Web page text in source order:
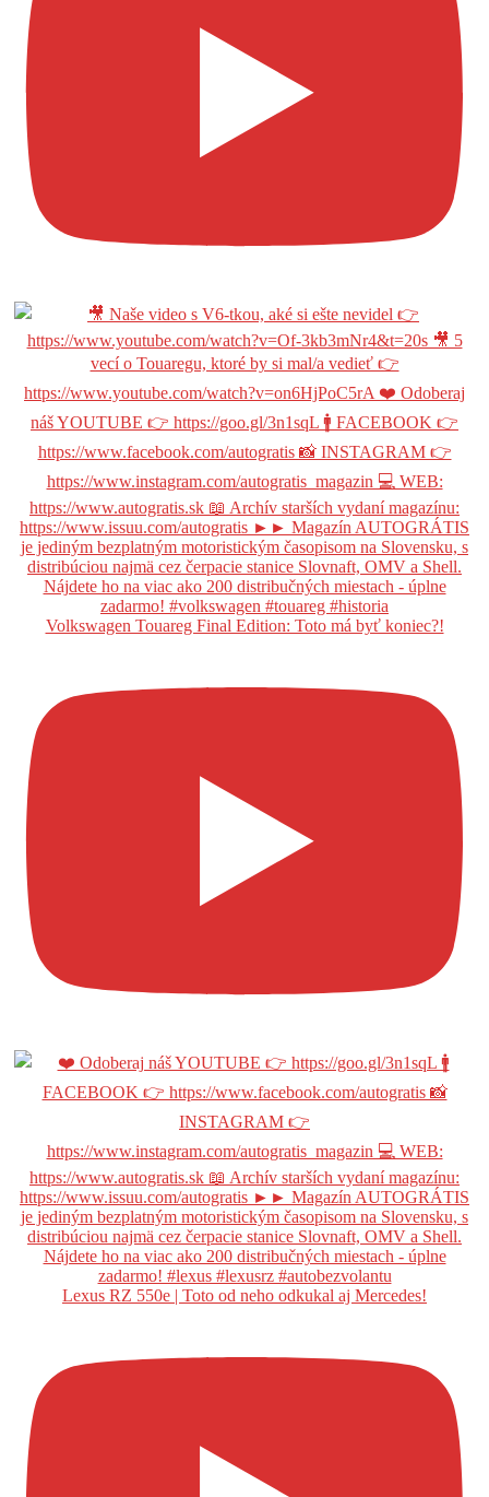
Volkswagen Touareg Final Edition: Toto má byť koniec?!
Lexus RZ 550e | Toto od neho odkukal aj Mercedes!